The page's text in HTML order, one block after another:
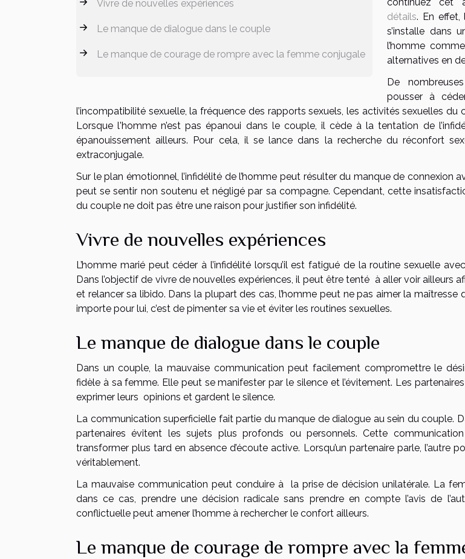
Vivre de nouvelles expériences
Le manque de dialogue dans le couple
Le manque de courage de rompre avec la femme conjugale
détails. En effet,
s’installe dans
l’homme
alternatives en
De
pousser à
l’incompatibilité sexuelle, la fréquence des rapports sexuels, les activités sexuelles du
Lorsque l'homme n’est pas épanoui dans le couple, il cède à la tentation de
épanouissement ailleurs. Pour cela, il se lance dans la recherche du réconfort
extraconjugale.
Sur le plan émotionnel, l’infidélité de l’homme peut résulter du manque de connexion
peut se sentir non soutenu et négligé par sa compagne. Cependant, cette
du couple ne doit pas être une raison pour justifier son infidélité.
Vivre de nouvelles expériences
L’homme marié peut céder à l’infidélité lorsqu’il est fatigué de la routine sexuelle
Dans l’objectif de vivre de nouvelles expériences, il peut être tenté à aller voir ailleurs
et relancer sa libido. Dans la plupart des cas, l’homme peut ne pas aimer la maîtresse
importe pour lui, c’est de pimenter sa vie et éviter les routines sexuelles.
Le manque de dialogue dans le couple
Dans un couple, la mauvaise communication peut facilement compromettre le
fidèle à sa femme. Elle peut se manifester par le silence et l’évitement. Les
exprimer leurs opinions et gardent le silence.
La communication superficielle fait partie du manque de dialogue au sein du couple.
partenaires évitent les sujets plus profonds ou personnels. Cette
transformer plus tard en absence d’écoute active. Lorsqu’un partenaire parle, l’autre
véritablement.
La mauvaise communication peut conduire à la prise de décision unilatérale. La
dans ce cas, prendre une décision radicale sans prendre en compte l’avis de
conflictuelle peut amener l’homme à rechercher le confort ailleurs.
Le manque de courage de rompre avec la